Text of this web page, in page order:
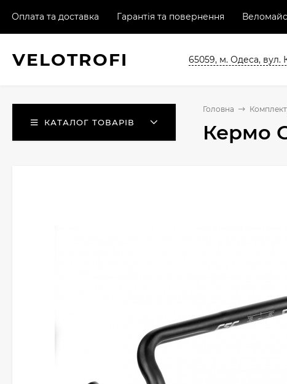
Оплата та доставка Гарантія та повернення
VELOTROFI 65059, м. Одеса, вул.
КАТАЛОГ ТОВАРІВ
Головна
Кермо